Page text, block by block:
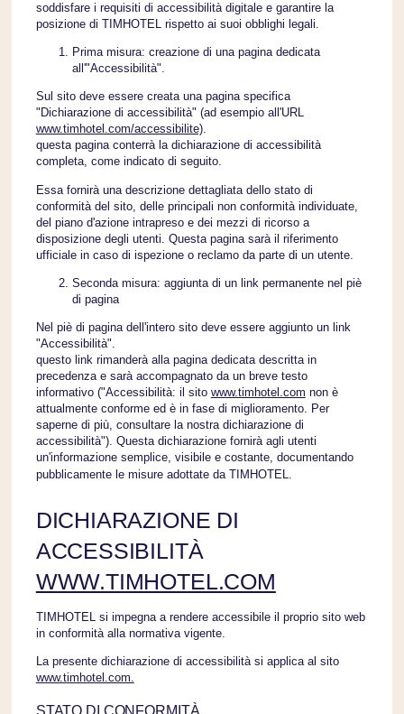
soddisfare i requisiti di accessibilità digitale e garantire la
posizione di TIMHOTEL rispetto ai suoi obblighi legali.
Prima misura: creazione di una pagina dedicata
all'"Accessibilità".
Sul sito deve essere creata una pagina specifica
"Dichiarazione di accessibilità" (ad esempio all'URL
www.timhotel.com/accessibilite).
questa pagina conterrà la dichiarazione di accessibilità
completa, come indicato di seguito.
Essa fornirà una descrizione dettagliata dello stato di
conformità del sito, delle principali non conformità individuate,
del piano d'azione intrapreso e dei mezzi di ricorso a
disposizione degli utenti. Questa pagina sarà il riferimento
ufficiale in caso di ispezione o reclamo da parte di un utente.
Seconda misura: aggiunta di un link permanente nel piè
di pagina
Nel piè di pagina dell'intero sito deve essere aggiunto un link
"Accessibilità".
questo link rimanderà alla pagina dedicata descritta in
precedenza e sarà accompagnato da un breve testo
informativo ("Accessibilità: il sito www.timhotel.com non è
attualmente conforme ed è in fase di miglioramento. Per
saperne di più, consultare la nostra dichiarazione di
accessibilità"). Questa dichiarazione fornirà agli utenti
un'informazione semplice, visibile e costante, documentando
pubblicamente le misure adottate da TIMHOTEL.
DICHIARAZIONE DI
ACCESSIBILITÀ
WWW.TIMHOTEL.COM
TIMHOTEL si impegna a rendere accessibile il proprio sito web
in conformità alla normativa vigente.
La presente dichiarazione di accessibilità si applica al sito
www.timhotel.com.